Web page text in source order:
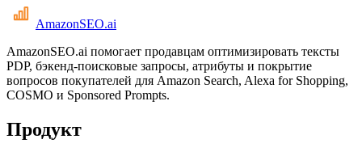
AmazonSEO.ai
AmazonSEO.ai помогает продавцам оптимизировать тексты
PDP, бэкенд-поисковые запросы, атрибуты и покрытие
вопросов покупателей для Amazon Search, Alexa for Shopping,
COSMO и Sponsored Prompts.
Продукт